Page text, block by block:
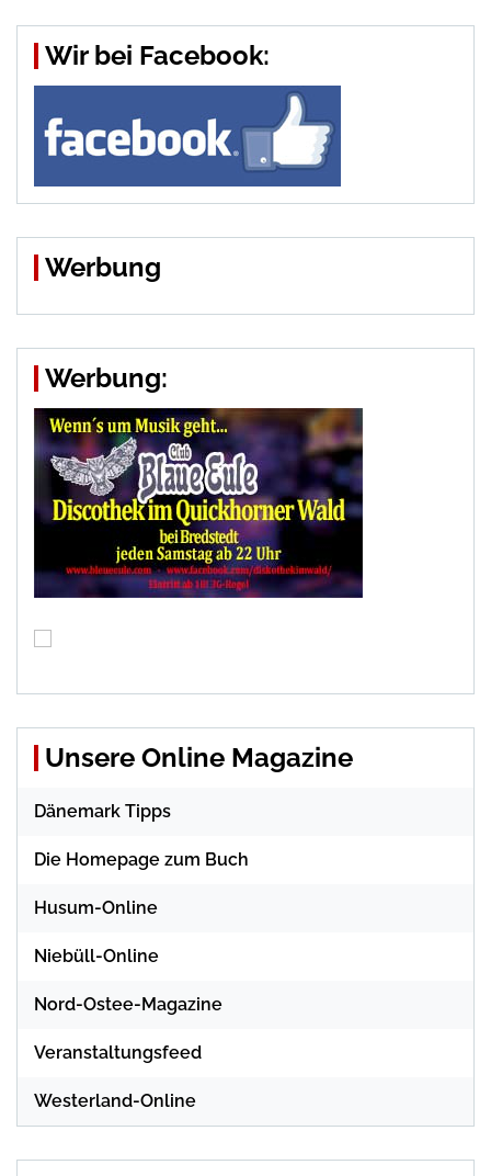
Wir bei Facebook:
Werbung
Werbung:
Unsere Online Magazine
Dänemark Tipps
Die Homepage zum Buch
Husum-Online
Niebüll-Online
Nord-Ostee-Magazine
Veranstaltungsfeed
Westerland-Online